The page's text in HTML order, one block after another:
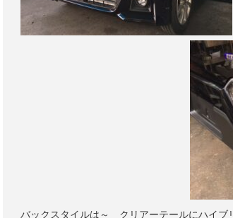
バックスタイルは～ クリアーテールにハイブ